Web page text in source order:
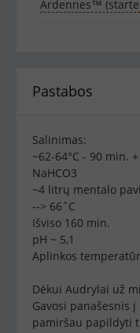
Ardennes™
Pastabos
Salinimas:
~62-64°C - 90 min.
NaHCO3
~4 litrų mentalo
--> 66˚C
Išviso 160 min.
pH ~ 5,1
Aplinkos
Dėkui Audrylai už
Gavosi panašesnis
pamiršau papildyti